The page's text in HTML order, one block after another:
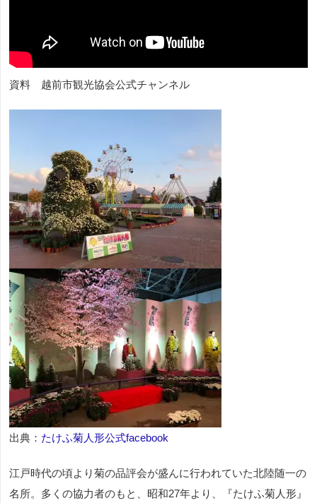
資料 越前市観光協会公式チャンネル
出典： たけふ菊人形公式facebook
江戸時代の頃より菊の品評会が盛んに行われていた北陸随一の
名所。多くの協力者のもと、昭和27年より、『たけふ菊人形』